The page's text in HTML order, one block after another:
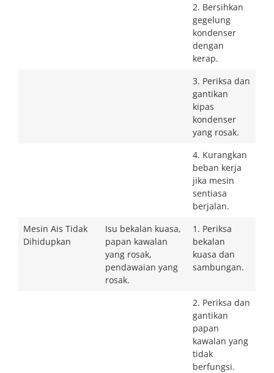
2. Bersihkan
gegelung
kondenser
dengan
kerap.
3. Periksa dan
gantikan
kipas
kondenser
yang rosak.
4. Kurangkan
beban kerja
jika mesin
sentiasa
berjalan.
Mesin Ais Tidak
Dihidupkan
Isu bekalan kuasa,
papan kawalan
yang rosak,
pendawaian yang
rosak.
1. Periksa
bekalan
kuasa dan
sambungan.
2. Periksa dan
gantikan
papan
kawalan yang
tidak
berfungsi.